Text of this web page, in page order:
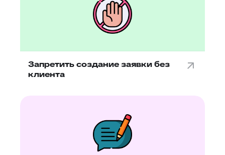
Запретить создание заявки без
клиента